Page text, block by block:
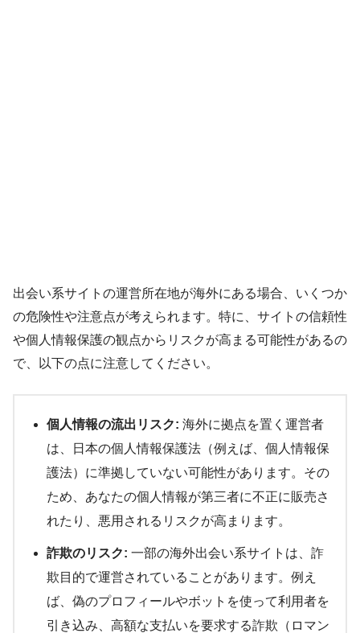
出会い系サイトの運営所在地が海外にある場合、いくつか
の危険性や注意点が考えられます。特に、サイトの信頼性
や個人情報保護の観点からリスクが高まる可能性があるの
で、以下の点に注意してください。
個人情報の流出リスク: 海外に拠点を置く運営者
は、日本の個人情報保護法（例えば、個人情報保
護法）に準拠していない可能性があります。その
ため、あなたの個人情報が第三者に不正に販売さ
れたり、悪用されるリスクが高まります。
詐欺のリスク: 一部の海外出会い系サイトは、詐
欺目的で運営されていることがあります。例え
ば、偽のプロフィールやボットを使って利用者を
引き込み、高額な支払いを要求する詐欺（ロマン